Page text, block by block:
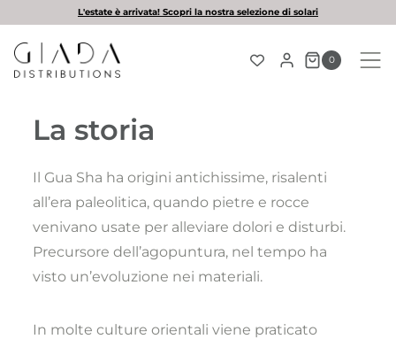
contenuto
Spedizionegratuitacon un ordine minimo di € 50
0
La storia
Il Gua Sha ha origini antichissime, risalenti
all’era paleolitica, quando pietre e rocce
venivano usate per alleviare dolori e disturbi.
Precursore dell’agopuntura, nel tempo ha
visto un’evoluzione nei materiali.
In molte culture orientali viene praticato